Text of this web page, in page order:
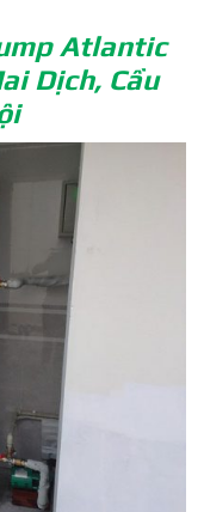
Atlantic
Dịch, Cầu